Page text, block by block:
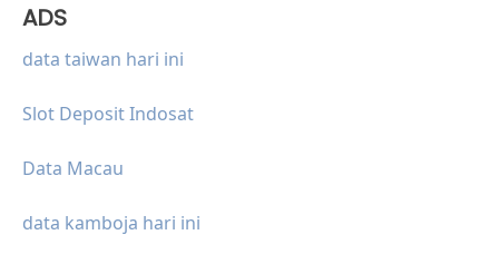
ADS
data taiwan hari ini
Slot Deposit Indosat
Data Macau
data kamboja hari ini